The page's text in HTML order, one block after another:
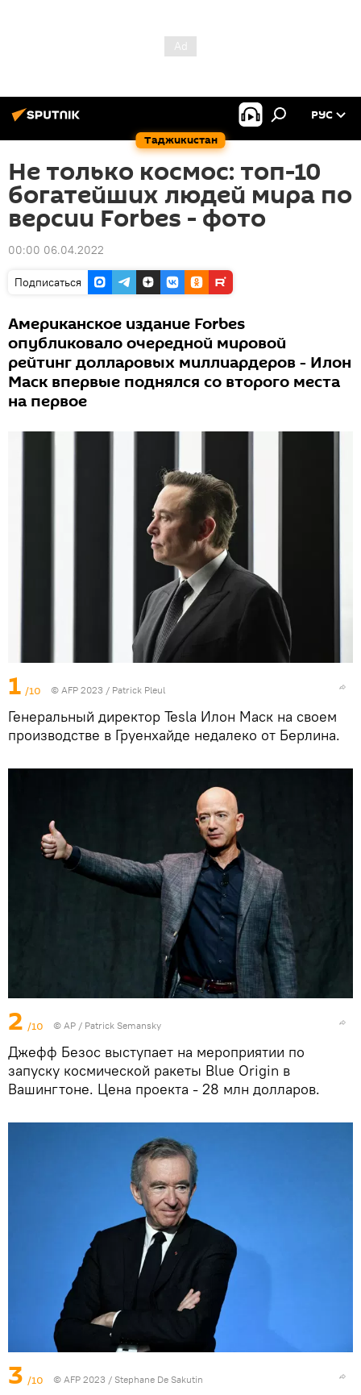
Таджикистан
РУС
Не только космос: топ-10
богатейших людей мира по
версии Forbes - фото
00:00 06.04.2022
Подписаться
Американское издание Forbes
опубликовало очередной мировой
рейтинг долларовых миллиардеров - Илон
Маск впервые поднялся со второго места
на первое
1 /10 © AFP 2023 / Patrick Pleul
Генеральный директор Tesla Илон Маск на своем
производстве в Груенхайде недалеко от Берлина.
2 /10 © AP / Patrick Semansky
Джефф Безос выступает на мероприятии по
запуску космической ракеты Blue Origin в
Вашингтоне. Цена проекта - 28 млн долларов.
3 /10 © AFP 2023 / Stephane Dе Sakutin